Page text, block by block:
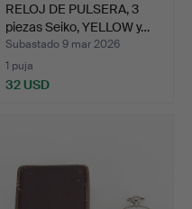
RELOJ DE PULSERA, 3
piezas Seiko, YELLOW y…
Subastado 9 mar 2026
1 puja
32 USD